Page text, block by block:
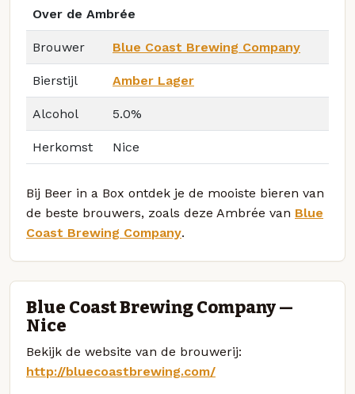
Over de Ambrée
Brouwer Blue Coast Brewing Company
Bierstijl Amber Lager
Alcohol 5.0%
Herkomst Nice
Bij Beer in a Box ontdek je de mooiste bieren van
de beste brouwers, zoals deze Ambrée van Blue
Coast Brewing Company.
Blue Coast Brewing Company —
Nice
Bekijk de website van de brouwerij:
http://bluecoastbrewing.com/